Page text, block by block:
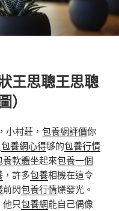
王思聰王思聰
）
，小村莊， 包養網評價你
包養網心得够的包養行情
養軟體坐起來包養一個
，許多包養相機在這令
前閃包養行情爍發光。
他只包養網能自己偶像